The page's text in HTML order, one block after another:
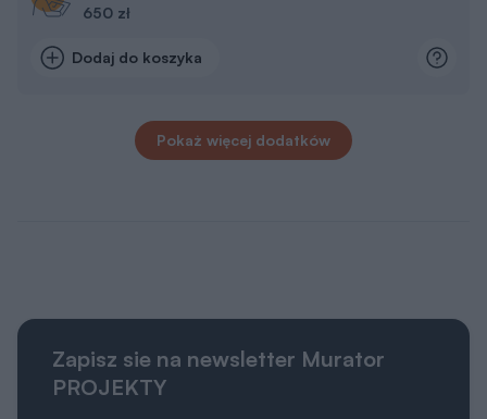
650 zł
Dodaj do koszyka
Pokaż więcej dodatków
Zapisz sie na newsletter Murator
PROJEKTY